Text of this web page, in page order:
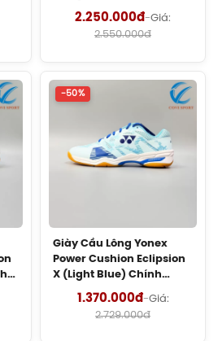
Lông Kizuna Z69 Chính
Lông Kizuna Z58 Chính
2.250.000đ-Giá:
2.550.000đ
-50%
Giày Cầu Lông Yonex
Power Cushion Eclipsion
X (Light Blue) Chính
Hãng
1.370.000đ-Giá:
2.729.000đ